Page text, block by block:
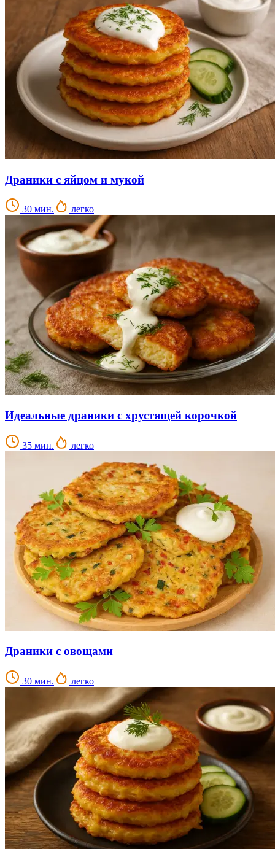
Драники с яйцом и мукой
30 мин. легко
Идеальные драники с хрустящей корочкой
35 мин. легко
Драники с овощами
30 мин. легко